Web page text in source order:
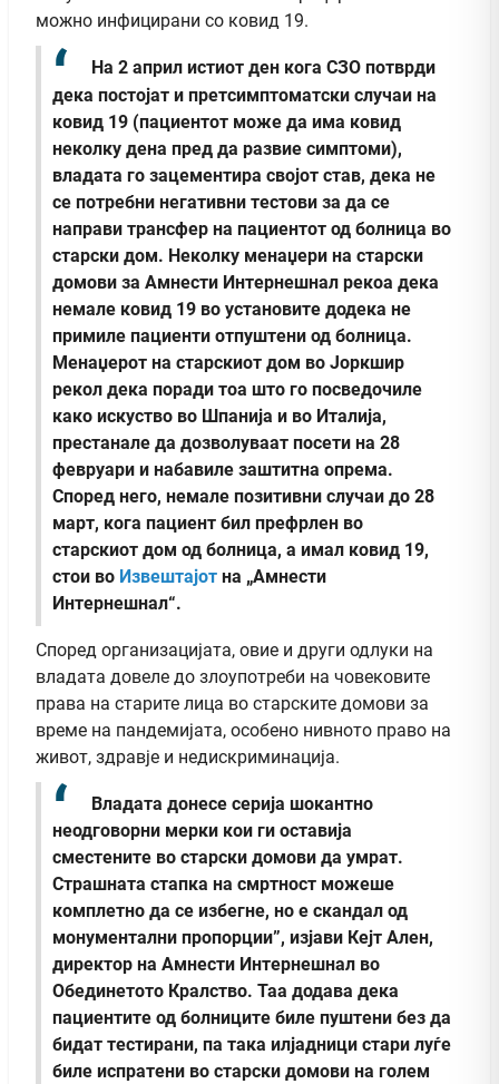
можно инфицирани со ковид 19.
На 2 април истиот ден кога СЗО потврди
дека постојат и претсимптоматски случаи на
ковид 19 (пациентот може да има ковид
неколку дена пред да развие симптоми),
владата го зацементира својот став, дека не
се потребни негативни тестови за да се
направи трансфер на пациентот од болница во
старски дом. Неколку менаџери на старски
домови за Амнести Интернешнал рекоа дека
немале ковид 19 во установите додека не
примиле пациенти отпуштени од болница.
Менаџерот на старскиот дом во Јоркшир
рекол дека поради тоа што го посведочиле
како искуство во Шпанија и во Италија,
престанале да дозволуваат посети на 28
февруари и набавиле заштитна опрема.
Според него, немале позитивни случаи до 28
март, кога пациент бил префрлен во
старскиот дом од болница, а имал ковид 19,
стои во Извештајот на „Амнести
Интернешнал“.
Според организацијата, овие и други одлуки на
владата довеле до злоупотреби на човековите
права на старите лица во старските домови за
време на пандемијата, особено нивното право на
живот, здравје и недискриминација.
Владата донесе серија шокантно
неодговорни мерки кои ги оставија
сместените во старски домови да умрат.
Страшната стапка на смртност можеше
комплетно да се избегне, но е скандал од
монументални пропорции”, изјави Кејт Ален,
директор на Амнести Интернешнал во
Обединетото Кралство. Таа додава дека
пациентите од болниците биле пуштени без да
бидат тестирани, па така илјадници стари луѓе
биле испратени во старски домови на голем